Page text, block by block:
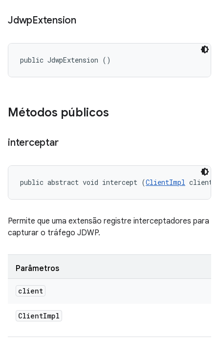
JdwpExtension
public JdwpExtension ()
Métodos públicos
interceptar
public abstract void intercept (ClientImpl client)
Permite que uma extensão registre interceptadores para
capturar o tráfego JDWP.
Parâmetros
client
ClientImpl